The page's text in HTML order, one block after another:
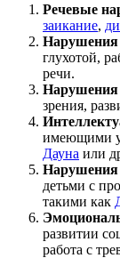
Речевые
заикание,
Нарушения
глухотой,
речи.
Нарушения
зрения,
имеющими
Дауна или
Нарушения
детьми с
такими как
развитии
работа с